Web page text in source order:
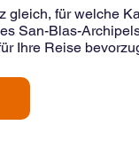
für welche
San-Blas-
Ihre Reise